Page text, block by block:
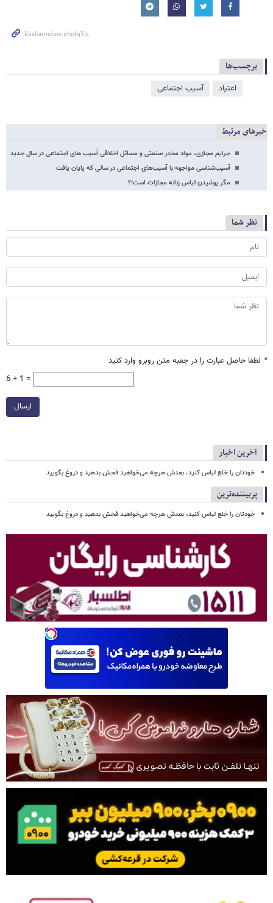
برچسب‌ها
اعتیاد آسیب اجتماعی
خبرهای مرتبط
جرایم مجازی، مواد مخدر صنعتی و مسائل اخلاقی آسیب های اجتماعی در سال جدید
آسیب‌شناسی مواجهه با آسیب‌های اجتماعی در سالی که پایان یافت
مگر پوشیدن لباس زنانه مجازات است!؟
نظر شما
* لطفا حاصل عبارت را در جعبه متن روبرو وارد کنید
6 + 1 =
ارسال
آخرین اخبار
خودتان را خلع لباس کنید، بعدش هرچه می‌خواهید فحش بدهید و دروغ بگویید
پربیننده‌ترین
خودتان را خلع لباس کنید، بعدش هرچه می‌خواهید فحش بدهید و دروغ بگویید